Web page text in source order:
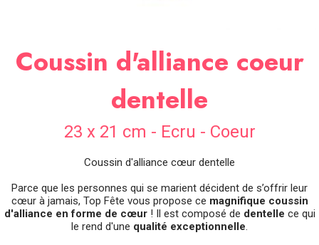
Coussin d'alliance coeur
dentelle
23 x 21 cm - Ecru - Coeur
Coussin d'alliance cœur dentelle
Parce que les personnes qui se marient décident de s’offrir leur
cœur à jamais, Top Fête vous propose ce magnifique coussin
d'alliance en forme de cœur! Il est composé de dentelle ce qui
le rend d'une qualité exceptionnelle.